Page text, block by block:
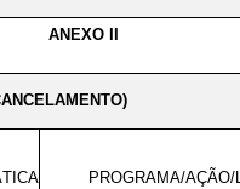
ANEXO II
PROGRAMA/